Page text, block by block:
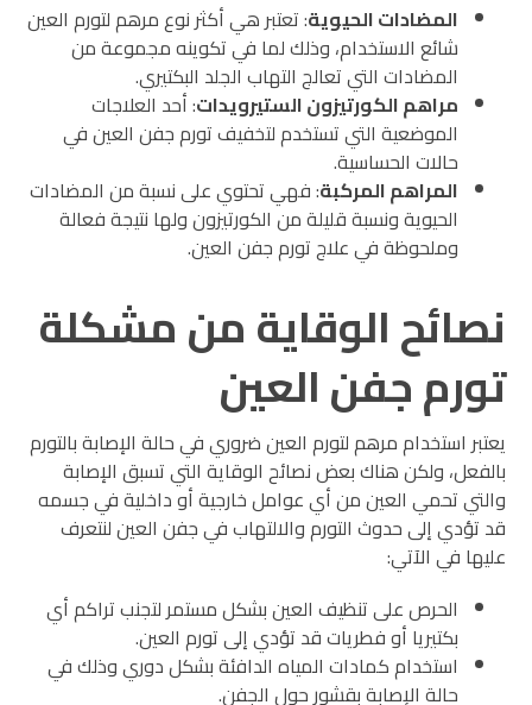
المضادات الحيوية: تعتبر هي أكثر نوع مرهم لتورم العين
شائع الاستخدام، وذلك لما في تكوينه مجموعة من
المضادات التي تعالج التهاب الجلد البكتيري.
مراهم الكورتيزون الستيرويدات: أحد العلاجات
الموضعية التي تستخدم لتخفيف تورم جفن العين في
حالات الحساسية.
المراهم المركبة: فهي تحتوي على نسبة من المضادات
الحيوية ونسبة قليلة من الكورتيزون ولها نتيجة فعالة
وملحوظة في علاج تورم جفن العين.
نصائح الوقاية من مشكلة
تورم جفن العين
يعتبر استخداممرهم لتورم العينضروري في حالة الإصابة بالتورم
بالفعل، ولكن هناك بعض نصائح الوقاية التي تسبق الإصابة
والتي تحمي العين من أي عوامل خارجية أو داخلية في جسمه
قد تؤدي إلى حدوث التورم والالتهاب في جفن العين لنتعرف
عليها في الآتي:
الحرص على تنظيف العين بشكل مستمر لتجنب تراكم أي
بكتيريا أو فطريات قد تؤدي إلى تورم العين.
استخدام كمادات المياه الدافئة بشكل دوري وذلك في
حالة الإصابة بقشور حول الجفن.